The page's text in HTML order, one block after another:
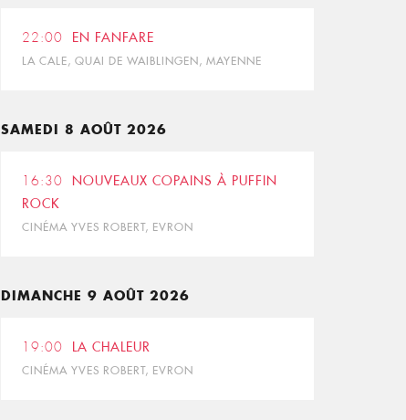
22:00 EN FANFARE
LA CALE, QUAI DE WAIBLINGEN, MAYENNE
SAMEDI 8 AOÛT 2026
16:30
NOUVEAUX COPAINS À PUFFIN
ROCK
CINÉMA YVES ROBERT, EVRON
DIMANCHE 9 AOÛT 2026
19:00 LA CHALEUR
CINÉMA YVES ROBERT, EVRON